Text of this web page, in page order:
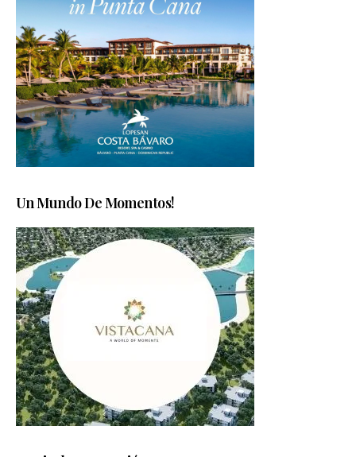
Un Mundo De Momentos!